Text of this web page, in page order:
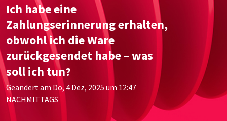
Ich habe eine
Zahlungserinnerung erhalten,
obwohl ich die Ware
zurückgesendet habe – was
soll ich tun?
Geändert am Do, 4 Dez, 2025 um 12:47
NACHMITTAGS